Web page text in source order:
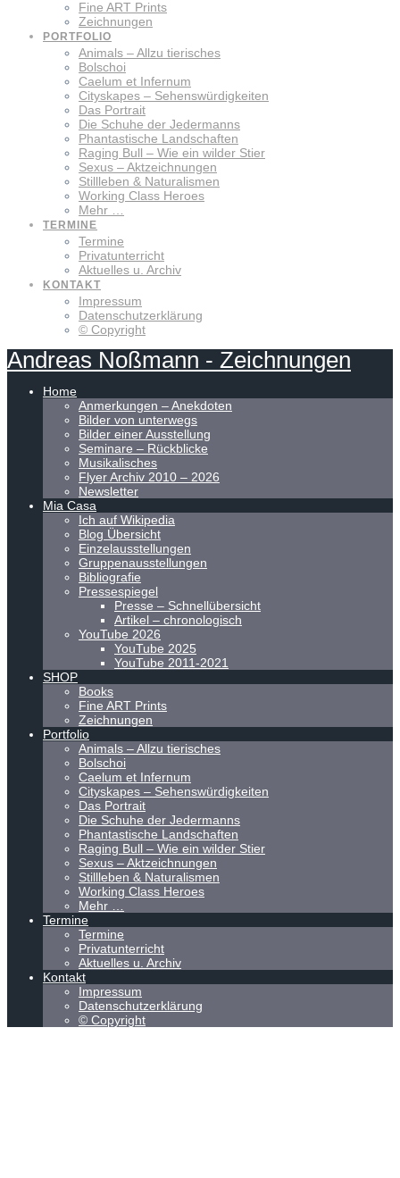
Fine ART Prints
Zeichnungen
PORTFOLIO
Animals – Allzu tierisches
Bolschoi
Caelum et Infernum
Cityskapes – Sehenswürdigkeiten
Das Portrait
Die Schuhe der Jedermanns
Phantastische Landschaften
Raging Bull – Wie ein wilder Stier
Sexus – Aktzeichnungen
Stillleben & Naturalismen
Working Class Heroes
Mehr …
TERMINE
Termine
Privatunterricht
Aktuelles u. Archiv
KONTAKT
Impressum
Datenschutzerklärung
© Copyright
Andreas Noßmann - Zeichnungen
Home
Anmerkungen – Anekdoten
Bilder von unterwegs
Bilder einer Ausstellung
Seminare – Rückblicke
Musikalisches
Flyer Archiv 2010 – 2026
Newsletter
Mia Casa
Ich auf Wikipedia
Blog Übersicht
Einzelausstellungen
Gruppenausstellungen
Bibliografie
Pressespiegel
Presse – Schnellübersicht
Artikel – chronologisch
YouTube 2026
YouTube 2025
YouTube 2011-2021
SHOP
Books
Fine ART Prints
Zeichnungen
Portfolio
Animals – Allzu tierisches
Bolschoi
Caelum et Infernum
Cityskapes – Sehenswürdigkeiten
Das Portrait
Die Schuhe der Jedermanns
Phantastische Landschaften
Raging Bull – Wie ein wilder Stier
Sexus – Aktzeichnungen
Stillleben & Naturalismen
Working Class Heroes
Mehr …
Termine
Termine
Privatunterricht
Aktuelles u. Archiv
Kontakt
Impressum
Datenschutzerklärung
© Copyright